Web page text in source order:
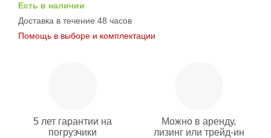
Есть в наличии
Доставка в течение 48 часов
Помощь в выборе и комплектации
5 лет гарантии на
погрузчики
Можно в аренду,
лизинг или трейд-ин